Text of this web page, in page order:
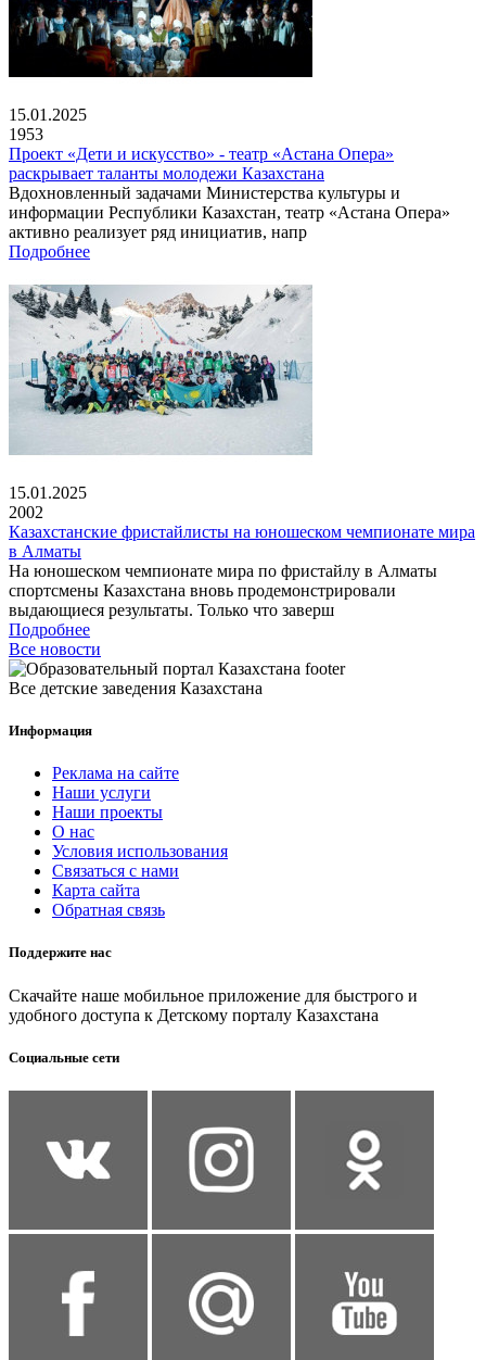
15.01.2025
1953
Проект «Дети и искусство» - театр «Астана Опера»
раскрывает таланты молодежи Казахстана
Вдохновленный задачами Министерства культуры и
информации Республики Казахстан, театр «Астана Опера»
активно реализует ряд инициатив, напр
Подробнее
15.01.2025
2002
Казахстанские фристайлисты на юношеском чемпионате мира
в Алматы
На юношеском чемпионате мира по фристайлу в Алматы
спортсмены Казахстана вновь продемонстрировали
выдающиеся результаты. Только что заверш
Подробнее
Все новости
Все детские заведения Казахстана
Информация
Реклама на сайте
Наши услуги
Наши проекты
О нас
Условия использования
Связаться с нами
Карта сайта
Обратная связь
Поддержите нас
Скачайте наше мобильное приложение для быстрого и
удобного доступа к Детскому порталу Казахстана
Социальные сети